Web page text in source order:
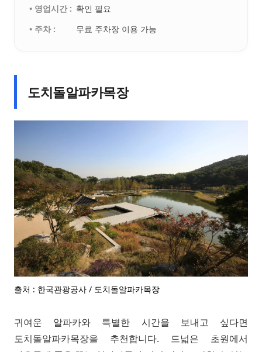
• 영업시간 : 확인 필요
• 주차 :
무료 주차장 이용 가능
도치돌알파카목장
출처 : 한국관광공사 / 도치돌알파카목장
귀여운 알파카와 특별한 시간을 보내고 싶다면
도치돌알파카목장을 추천합니다. 드넓은 초원에서